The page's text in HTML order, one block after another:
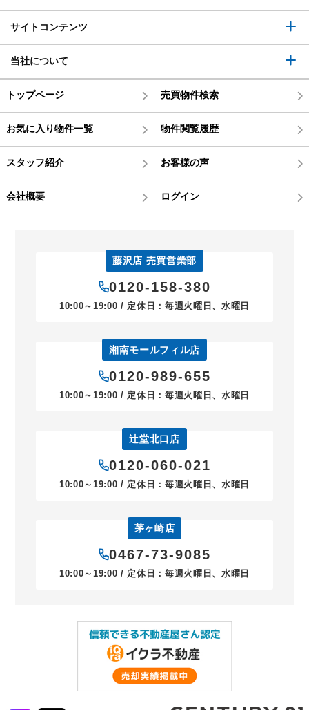
サイトコンテンツ
当社について
トップページ 売買物件検索
お気に入り物件一覧 物件閲覧履歴
スタッフ紹介 お客様の声
会社概要 ログイン
藤沢店 売買営業部
0120-158-380
10:00～19:00 / 定休日：毎週火曜日、水曜日
湘南モールフィル店
0120-989-655
10:00～19:00 / 定休日：毎週火曜日、水曜日
辻堂北口店
0120-060-021
10:00～19:00 / 定休日：毎週火曜日、水曜日
茅ヶ崎店
0467-73-9085
10:00～19:00 / 定休日：毎週火曜日、水曜日